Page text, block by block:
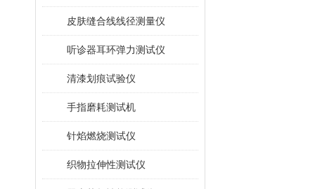
皮肤缝合线线径测量仪
听诊器耳环弹力测试仪
清漆划痕试验仪
手指磨耗测试机
针焰燃烧测试仪
织物拉伸性测试仪